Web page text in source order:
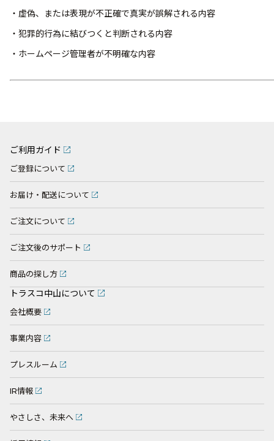
・虚偽、または表現が不正確で真実が誤解される内容
・犯罪的行為に結びつくと判断される内容
・ホームページ管理者が不明確な内容
ご利用ガイド
ご登録について
お届け・配送について
ご注文について
ご注文後のサポート
商品の探し方
トラスコ中山について
会社概要
事業内容
プレスルーム
IR情報
やさしさ、未来へ